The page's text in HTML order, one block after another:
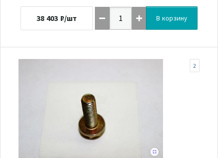
38 403 ₽/шт В корзину
2